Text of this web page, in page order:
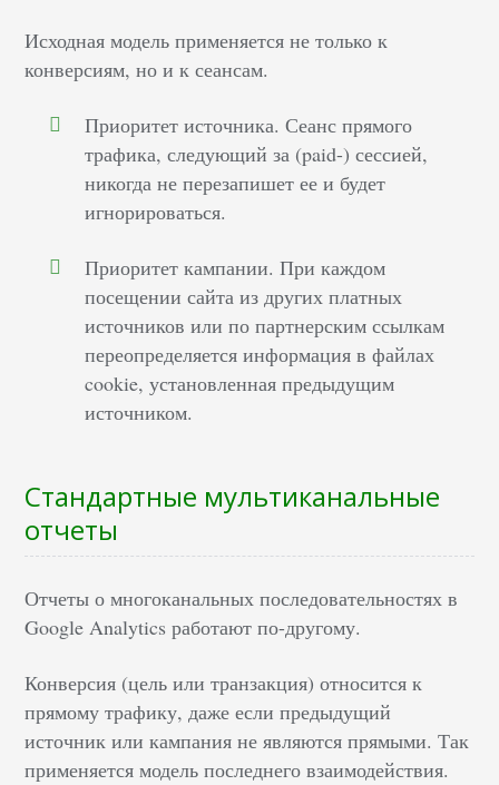
Исходная модель применяется не только к
конверсиям, но и к сеансам.
Приоритет источника. Сеанс прямого
трафика, следующий за (paid-) сессией,
никогда не перезапишет ее и будет
игнорироваться.
Приоритет кампании. При каждом
посещении сайта из других платных
источников или по партнерским ссылкам
переопределяется информация в файлах
cookie, установленная предыдущим
источником.
Стандартные мультиканальные
отчеты
Отчеты о многоканальных последовательностях в
Google Analytics работают по-другому.
Конверсия (цель или транзакция) относится к
прямому трафику, даже если предыдущий
источник или кампания не являются прямыми. Так
применяется модель последнего взаимодействия.